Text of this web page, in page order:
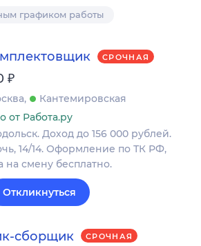
графиком работы
СРОЧНАЯ
₽
Кантемировская
от Работа.ру
Доход до 156 000 рублей.
14/14. Оформление по ТК РФ,
на смену бесплатно.
Откликнуться
сборщик СРОЧНАЯ